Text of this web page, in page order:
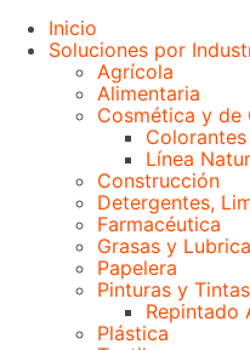
Inicio
Soluciones por
Agrícola
Alimentaria
Cosmética y de
Línea
Construcción
Detergentes,
Farmacéutica
Grasas y
Papelera
Pinturas y Tintas
Repintado
Plástica